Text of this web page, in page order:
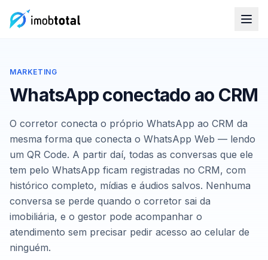
MARKETING
WhatsApp conectado ao CRM
O corretor conecta o próprio WhatsApp ao CRM da
mesma forma que conecta o WhatsApp Web — lendo
um QR Code. A partir daí, todas as conversas que ele
tem pelo WhatsApp ficam registradas no CRM, com
histórico completo, mídias e áudios salvos. Nenhuma
conversa se perde quando o corretor sai da
imobiliária, e o gestor pode acompanhar o
atendimento sem precisar pedir acesso ao celular de
ninguém.